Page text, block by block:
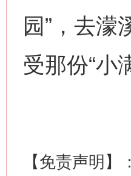
园”，去濛
受那份“小
【免责声明
网上购药对药下